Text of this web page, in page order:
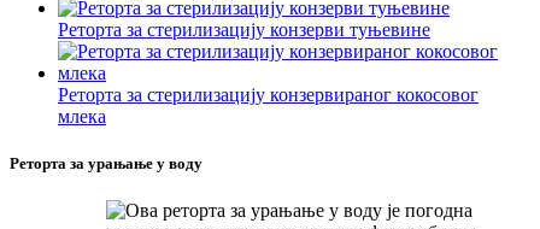
Реторта за стерилизацију конзерви туњевине
Реторта за стерилизацију конзервираног кокосовог
млека
Реторта за урањање у воду